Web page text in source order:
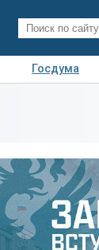
Госдума